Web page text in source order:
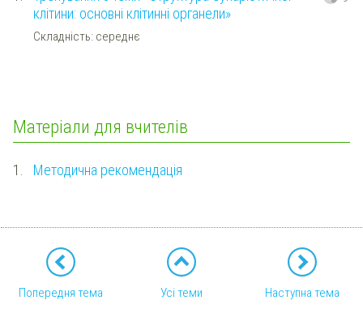
клітини: основні клітинні органели»
Складність: середнє
Матеріали для вчителів
1. Методична рекомендація
Попередня тема Усі теми Наступна тема